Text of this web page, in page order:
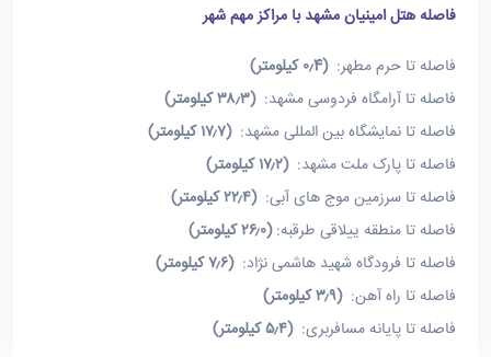
فاصله هتل امینیان مشهد با مراکز مهم شهر
فاصله تا حرم مطهر:(۰٫4 کیلومتر)
فاصله تا آرامگاه فردوسی مشهد:(۳۸٫۳ کیلومتر)
فاصله تا نمایشگاه بین المللی مشهد:(۱۷٫۷ کیلومتر)
فاصله تا پارک ملت مشهد:(۱۷٫۲ کیلومتر)
فاصله تا سرزمین موج های آبی:(۲۲٫۴ کیلومتر)
فاصله تا منطقه ییلاقی طرقبه:(۲۶٫۰ کیلومتر)
فاصله تا فرودگاه شهید هاشمی نژاد:(۷٫۶ کیلومتر)
فاصله تا راه آهن:(۳٫۹ کیلومتر)
فاصله تا پایانه مسافربری:(۵٫۴ کیلومتر)